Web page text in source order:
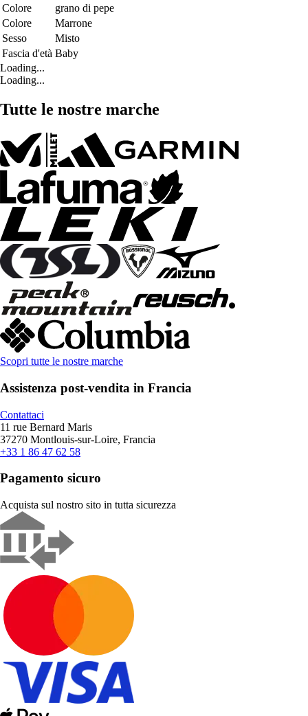
Colore
grano di pepe
Colore
Marrone
Sesso
Misto
Fascia d'età Baby
Loading...
Loading...
Tutte le nostre marche
Scopri tutte le nostre marche
Assistenza post-vendita in Francia
Contattaci
11 rue Bernard Maris
37270 Montlouis-sur-Loire, Francia
+33 1 86 47 62 58
Pagamento sicuro
Acquista sul nostro sito in tutta sicurezza